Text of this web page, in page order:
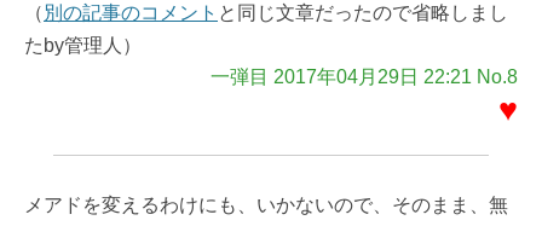
（ 別の記事のコメント と同じ文章だったので省略しまし
たby管理人）
一弾目 2017年04月29日 22:21 No.8
♥
メアドを変えるわけにも、いかないので、そのまま、無